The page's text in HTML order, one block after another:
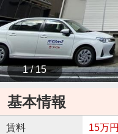
1 / 15
基本情報
賃料 15万円